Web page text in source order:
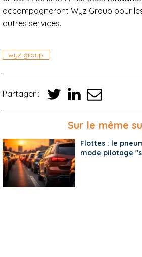
accompagneront Wyz Group pour
autres services.
wyz group
Partager :
Sur le même
Flottes : le
mode pilotage